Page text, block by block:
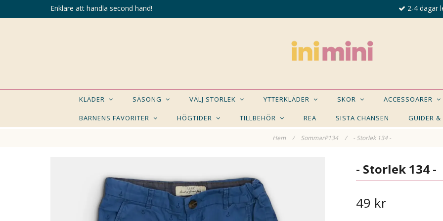
Enklare att handla second hand! 2-4 dagar
KLÄDER SÄSONG VÄLJ STORLEK YTTERKLÄDER SKOR ACCESSOARER
BARNENS FAVORITER HÖGTIDER TILLBEHÖR REA SISTA CHANSEN GUIDER &
Hem / SommarP134 / - Storlek 134 -
KANSKE NÅGON AV DESSA PRODUKTER KAN- Storlek 134 -
49 kr